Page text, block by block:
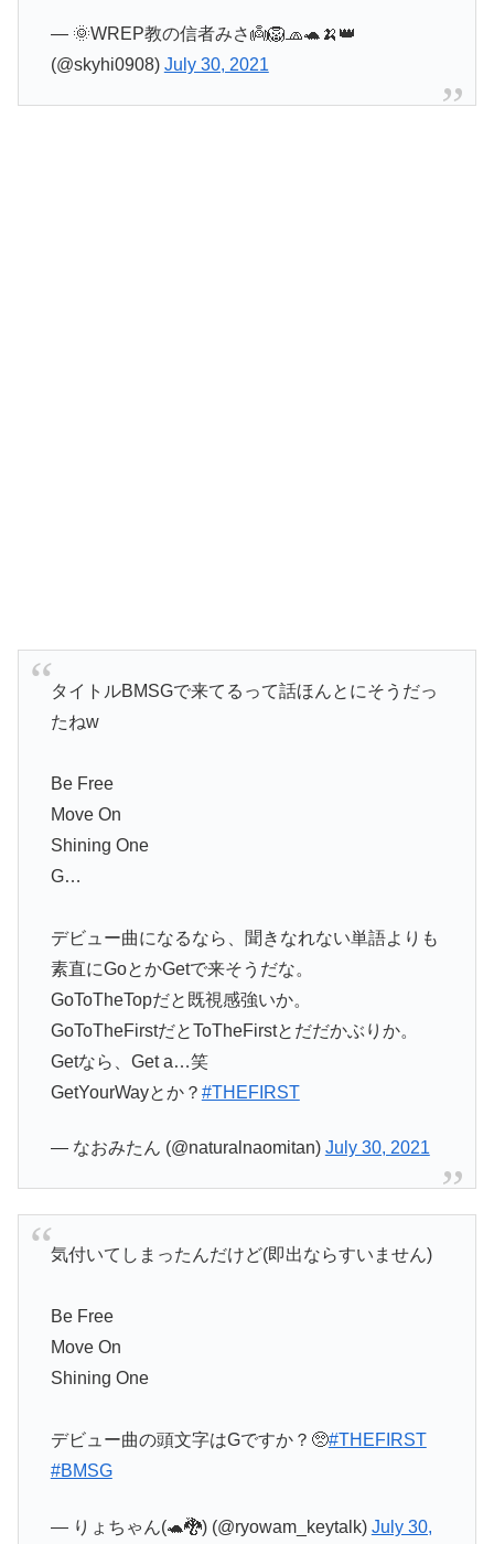
— 🌞WREP教の信者みさ👼🦁🧢🐢🍌👑
(@skyhi0908) July 30, 2021
タイトルBMSGで来てるって話ほんとにそうだっ
たねw
Be Free
Move On
Shining One
G…
デビュー曲になるなら、聞きなれない単語よりも
素直にGoとかGetで来そうだな。
GoToTheTopだと既視感強いか。
GoToTheFirstだとToTheFirstとだだかぶりか。
Getなら、Get a…笑
GetYourWayとか？ #THEFIRST
— なおみたん (@naturalnaomitan) July 30, 2021
気付いてしまったんだけど(即出ならすいません)
Be Free
Move On
Shining One
デビュー曲の頭文字はGですか？🥺#THEFIRST
#BMSG
— りょちゃん(🐢🐉) (@ryowam_keytalk) July 30,